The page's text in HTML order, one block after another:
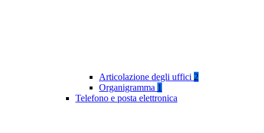
Articolazione degli uffici 2
Organigramma 1
Telefono e posta elettronica